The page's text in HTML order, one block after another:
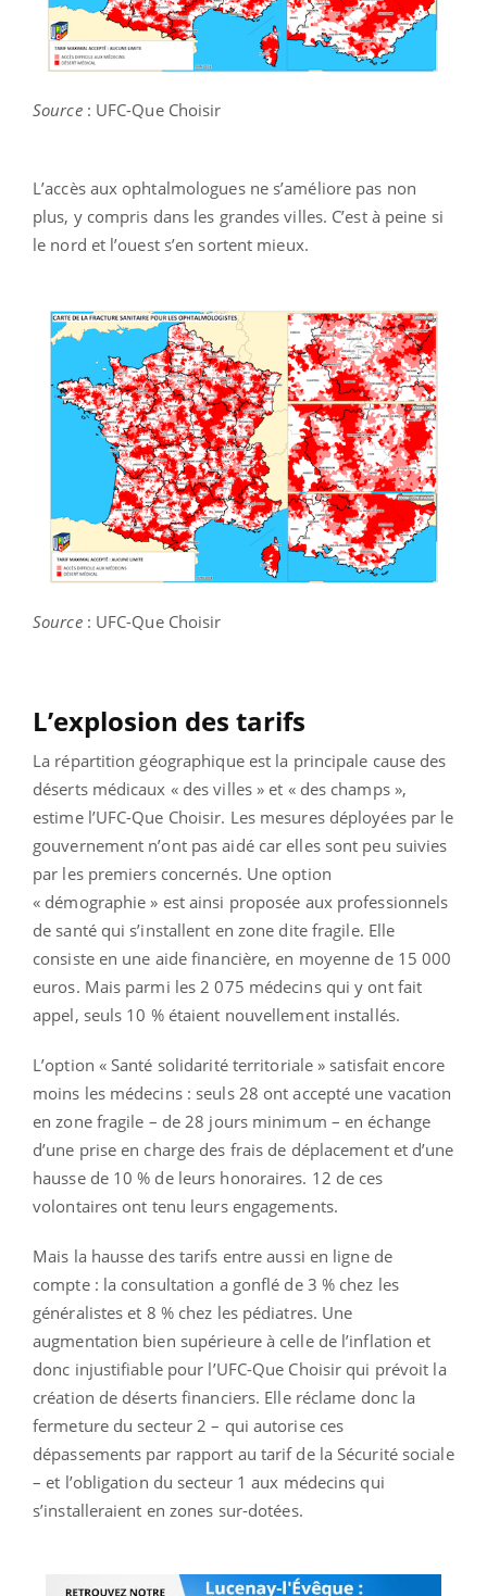
Source : UFC-Que Choisir
L’accès aux ophtalmologues ne s’améliore pas non
plus, y compris dans les grandes villes. C’est à peine si
le nord et l’ouest s’en sortent mieux.
Source : UFC-Que Choisir
L’explosion des tarifs
La répartition géographique est la principale cause des
déserts médicaux « des villes » et « des champs »,
estime l’UFC-Que Choisir. Les mesures déployées par le
gouvernement n’ont pas aidé car elles sont peu suivies
par les premiers concernés. Une option
« démographie » est ainsi proposée aux professionnels
de santé qui s’installent en zone dite fragile. Elle
consiste en une aide financière, en moyenne de 15 000
euros. Mais parmi les 2 075 médecins qui y ont fait
appel, seuls 10 % étaient nouvellement installés.
L’option « Santé solidarité territoriale » satisfait encore
moins les médecins : seuls 28 ont accepté une vacation
en zone fragile – de 28 jours minimum – en échange
d’une prise en charge des frais de déplacement et d’une
hausse de 10 % de leurs honoraires. 12 de ces
volontaires ont tenu leurs engagements.
Mais la hausse des tarifs entre aussi en ligne de
compte : la consultation a gonflé de 3 % chez les
généralistes et 8 % chez les pédiatres. Une
augmentation bien supérieure à celle de l’inflation et
donc injustifiable pour l’UFC-Que Choisir qui prévoit la
création de déserts financiers. Elle réclame donc la
fermeture du secteur 2 – qui autorise ces
dépassements par rapport au tarif de la Sécurité sociale
– et l’obligation du secteur 1 aux médecins qui
s’installeraient en zones sur-dotées.